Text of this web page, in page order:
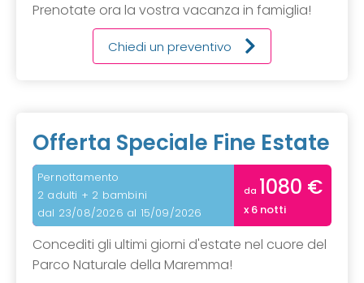
Prenotate ora la vostra vacanza in famiglia!
Chiedi un preventivo
Offerta Speciale Fine Estate
Pernottamento
2 adulti + 2 bambini
dal 23/08/2026 al 15/09/2026
da 1080 €
x 6 notti
Concediti gli ultimi giorni d'estate nel cuore del
Parco Naturale della Maremma!